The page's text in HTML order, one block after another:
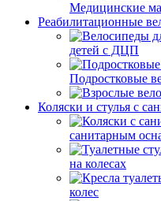
Медицинские
Реабилитационные
детей с ДЦП
Подростковые
Коляски и стулья с
санитарным
на колесах
колес